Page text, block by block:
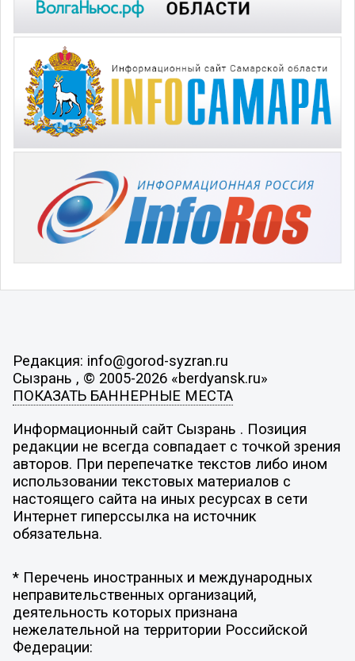
Редакция: info@gorod-syzran.ru
Сызрань , © 2005-2026 «berdyansk.ru»
ПОКАЗАТЬ БАННЕРНЫЕ МЕСТА
Информационный сайт Сызрань . Позиция
редакции не всегда совпадает с точкой зрения
авторов. При перепечатке текстов либо ином
использовании текстовых материалов с
настоящего сайта на иных ресурсах в сети
Интернет гиперссылка на источник
обязательна.
* Перечень иностранных и международных
неправительственных организаций,
деятельность которых признана
нежелательной на территории Российской
Федерации: